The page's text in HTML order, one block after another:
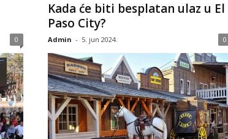
0
Kada će biti besplatan ulaz u El
Paso City?
Admin - 5. jun 2024. 0